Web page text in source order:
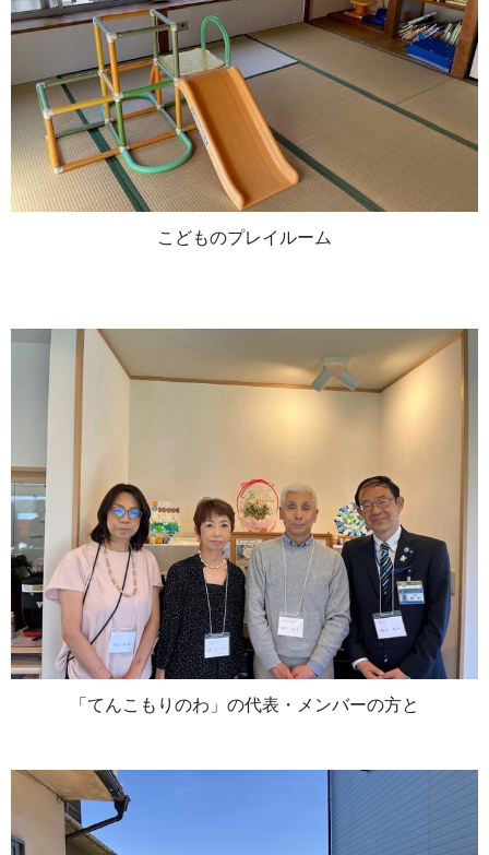
こどものプレイルーム
「てんこもりのわ」の代表・メンバーの方と